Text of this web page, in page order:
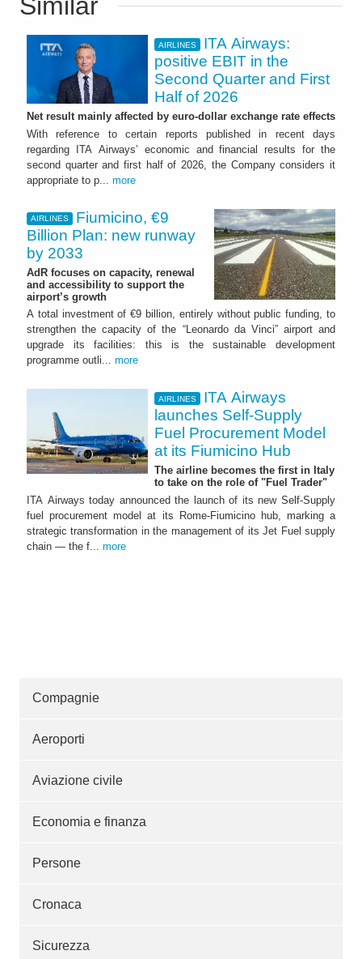
AIRLINES
ITA Airways:
positive EBIT in the
Second Quarter and First
Half of 2026
Net result mainly affected by euro-dollar exchange rate effects
With reference to certain reports published in recent days
regarding ITA Airways’ economic and financial results for the
second quarter and first half of 2026, the Company considers it
appropriate to p... more
AIRLINES
Fiumicino, €9
Billion Plan: new runway
by 2033
AdR focuses on capacity, renewal
and accessibility to support the
airport’s growth
A total investment of €9 billion, entirely without public funding, to
strengthen the capacity of the “Leonardo da Vinci” airport and
upgrade its facilities: this is the sustainable development
programme outli... more
AIRLINES
ITA Airways
launches Self-Supply
Fuel Procurement Model
at its Fiumicino Hub
The airline becomes the first in Italy
to take on the role of "Fuel Trader"
ITA Airways today announced the launch of its new Self-Supply
fuel procurement model at its Rome-Fiumicino hub, marking a
strategic transformation in the management of its Jet Fuel supply
chain — the f... more
Compagnie
Aeroporti
Aviazione civile
Economia e finanza
Persone
Cronaca
Sicurezza